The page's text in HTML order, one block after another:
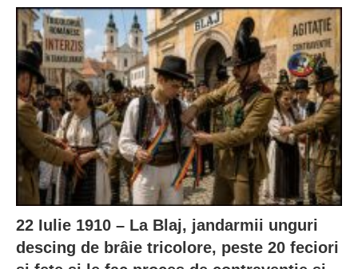
22 Iulie 1910 – La Blaj, jandarmii unguri
descing de brâie tricolore, peste 20 feciori